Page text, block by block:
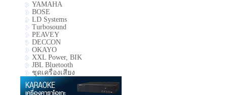
YAMAHA
BOSE
LD Systems
Turbosound
PEAVEY
DECCON
OKAYO
XXL Power, BIK
JBL Bluetooth
ชุดเครื่องเสียง